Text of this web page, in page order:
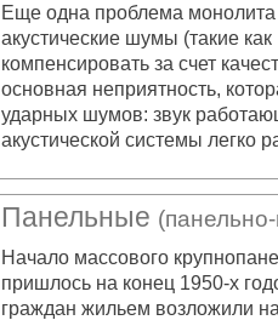
Еще одна проблема
акустические шумы (такие
компенсировать за счет
основная неприятность,
ударных шумов: звук
акустической системы легко
Панельные
Начало массового
пришлось на конец 1950-х
граждан жильем возложили